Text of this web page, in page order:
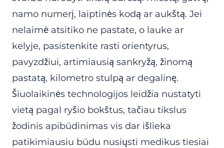
namo numerį, laiptinės kodą ar aukštą. Jei
nelaimė atsitiko ne pastate, o lauke ar
kelyje, pasistenkite rasti orientyrus,
pavyzdžiui, artimiausią sankryžą, žinomą
pastatą, kilometro stulpą ar degalinę.
Šiuolaikinės technologijos leidžia nustatyti
vietą pagal ryšio bokštus, tačiau tikslus
žodinis apibūdinimas vis dar išlieka
patikimiausiu būdu nusiųsti medikus tiesiai